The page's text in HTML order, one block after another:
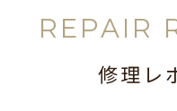
REPAIR
修理レ